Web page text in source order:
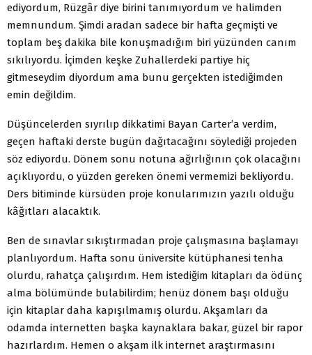
ediyordum, Rüzgâr diye birini tanımıyordum ve halimden
memnundum. Şimdi aradan sadece bir hafta geçmişti ve
toplam beş dakika bile konuşmadığım biri yüzünden canım
sıkılıyordu. İçimden keşke Zuhallerdeki partiye hiç
gitmeseydim diyordum ama bunu gerçekten istediğimden
emin değildim.
Düşüncelerden sıyrılıp dikkatimi Bayan Carter’a verdim,
geçen haftaki derste bugün dağıtacağını söylediği projeden
söz ediyordu. Dönem sonu notuna ağırlığının çok olacağını
açıklıyordu, o yüzden gereken önemi vermemizi bekliyordu.
Ders bitiminde kürsüden proje konularımızın yazılı olduğu
kâğıtları alacaktık.
Ben de sınavlar sıkıştırmadan proje çalışmasına başlamayı
planlıyordum. Hafta sonu üniversite kütüphanesi tenha
olurdu, rahatça çalışırdım. Hem istediğim kitapları da ödünç
alma bölümünde bulabilirdim; henüz dönem başı olduğu
için kitaplar daha kapışılmamış olurdu. Akşamları da
odamda internetten başka kaynaklara bakar, güzel bir rapor
hazırlardım. Hemen o akşam ilk internet araştırmasını